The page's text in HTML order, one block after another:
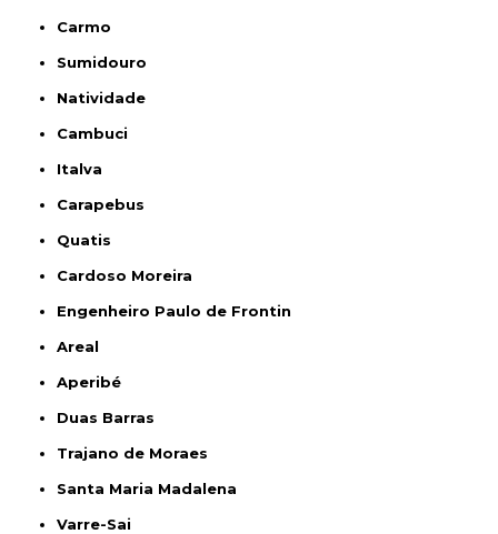
Carmo
Sumidouro
Natividade
Cambuci
Italva
Carapebus
Quatis
Cardoso Moreira
Engenheiro Paulo de Frontin
Areal
Aperibé
Duas Barras
Trajano de Moraes
Santa Maria Madalena
Varre-Sai